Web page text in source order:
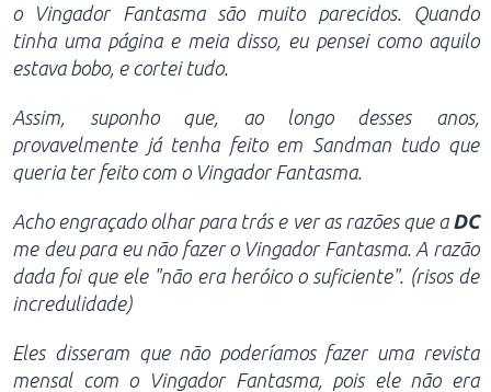
o Vingador Fantasma são muito parecidos. Quando
tinha uma página e meia disso, eu pensei como aquilo
estava bobo, e cortei tudo.
Assim, suponho que, ao longo desses anos,
provavelmente já tenha feito em Sandman tudo que
queria ter feito com o Vingador Fantasma.
Acho engraçado olhar para trás e ver as razões que a DC
me deu para eu não fazer o Vingador Fantasma. A razão
dada foi que ele "não era heróico o suficiente". (risos de
incredulidade)
Eles disseram que não poderíamos fazer uma revista
mensal com o Vingador Fantasma, pois ele não era